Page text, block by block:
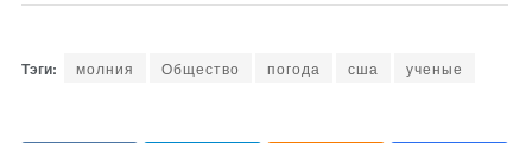
молния Общество погода сша ученые